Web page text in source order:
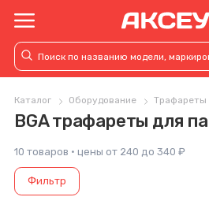
Каталог Оборудование Трафареты
BGA трафареты для
10 товаров · цены от 240 до 340 ₽
Фильтр